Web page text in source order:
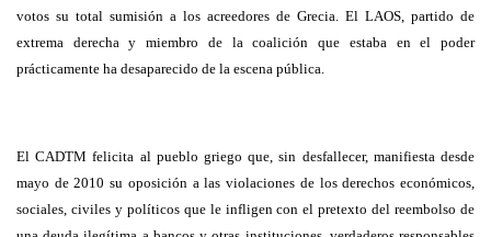
votos su total sumisión a los acreedores de Grecia. El LAOS, partido de
extrema derecha y miembro de la coalición que estaba en el poder
prácticamente ha desaparecido de la escena pública.
El CADTM felicita al pueblo griego que, sin desfallecer, manifiesta desde
mayo de 2010 su oposición a las violaciones de los derechos económicos,
sociales, civiles y políticos que le infligen con el pretexto del reembolso de